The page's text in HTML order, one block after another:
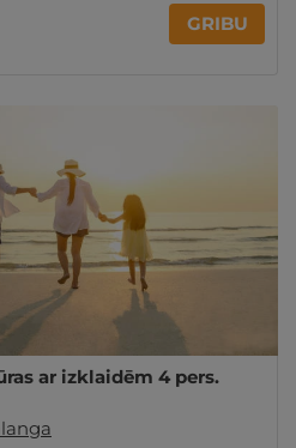
GRIBU
ar izklaidēm 4 pers.